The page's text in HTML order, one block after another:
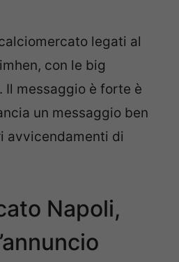
legati al
con le big
Il messaggio è forte è
un messaggio ben
avvicendamenti di
Napoli,